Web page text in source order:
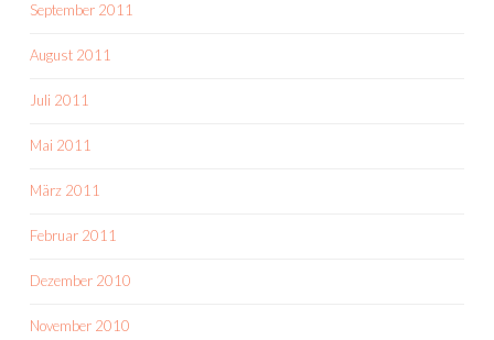
September 2011
August 2011
Juli 2011
Mai 2011
März 2011
Februar 2011
Dezember 2010
November 2010